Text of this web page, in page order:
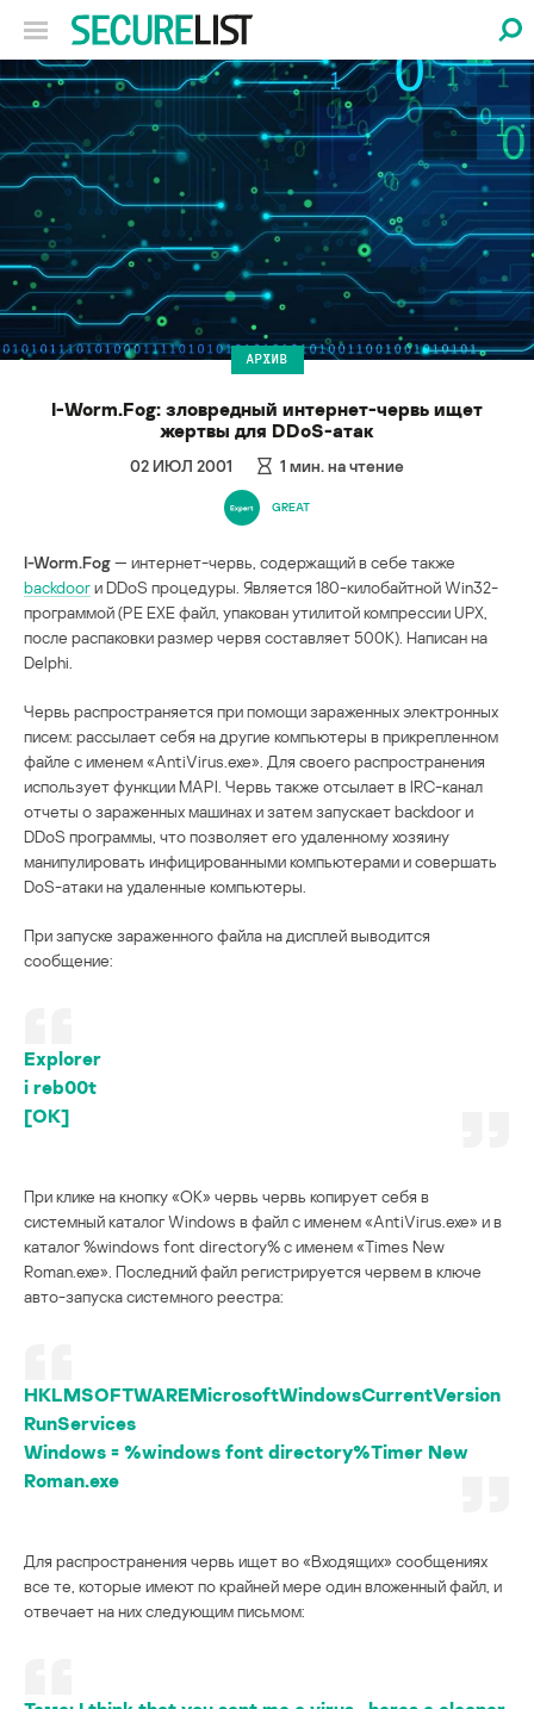
АРХИВ
I-Worm.Fog: зловредный интернет-червь ищет
жертвы для DDoS-атак
02 ИЮЛ 2001 1 мин. на чтение
GREAT
I-Worm.Fog— интернет-червь, содержащий в себе также
backdoorи DDoS процедуры. Является 180-килобайтной Win32-
программой (PE EXE файл, упакован утилитой компрессии UPX,
после распаковки размер червя составляет 500K). Написан на
Delphi.
Червь распространяется при помощи зараженных электронных
писем: рассылает себя на другие компьютеры в прикрепленном
файле с именем «AntiVirus.exe». Для своего распространения
использует функции MAPI. Червь также отсылает в IRC-канал
отчеты о зараженных машинах и затем запускает backdoor и
DDoS программы, что позволяет его удаленному хозяину
манипулировать инфицированными компьютерами и совершать
DoS-атаки на удаленные компьютеры.
При запуске зараженного файла на дисплей выводится
сообщение:
Explorer
i reb00t
[OK]
При клике на кнопку «OK» червь червь копирует себя в
системный каталог Windows в файл с именем «AntiVirus.exe» и в
каталог %windows font directory% с именем «Times New
Roman.exe». Последний файл регистрируется червем в ключе
авто-запуска системного реестра:
HKLMSOFTWAREMicrosoftWindowsCurrentVersion
RunServices
Windows = %windows font directory%Timer New
Roman.exe
Для распространения червь ищет во «Входящих» сообщениях
все те, которые имеют по крайней мере один вложенный файл, и
отвечает на них следующим письмом: